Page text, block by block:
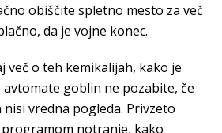
obiščite spletno mesto za več
da je vojne konec.
več o teh kemikalijah, kako je
goblin ne pozabite, če
vredna pogleda. Privzeto
notranje, kako